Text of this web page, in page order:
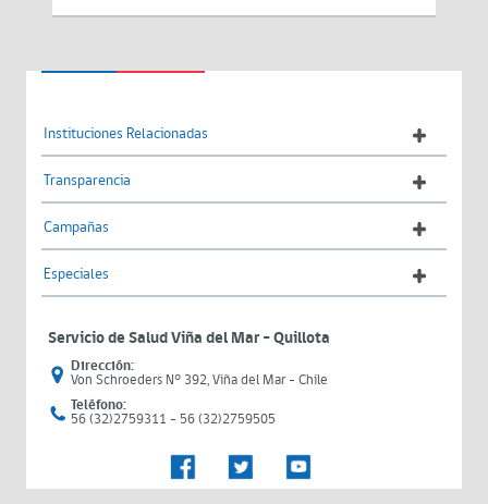
Instituciones Relacionadas
Transparencia
Campañas
Especiales
Servicio de Salud Viña del Mar – Quillota
Dirección:
Von Schroeders N° 392, Viña del Mar - Chile
Teléfono:
56 (32)2759311 - 56 (32)2759505